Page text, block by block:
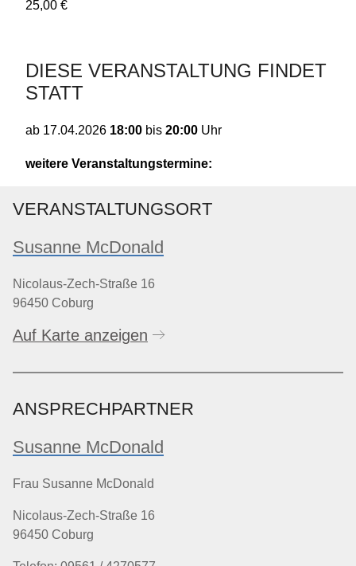
25,00 €
DIESE VERANSTALTUNG FINDET
STATT
ab 17.04.2026 18:00 bis 20:00 Uhr
weitere Veranstaltungstermine:
VERANSTALTUNGSORT
Susanne McDonald
Nicolaus-Zech-Straße 16
96450 Coburg
Auf Karte anzeigen
ANSPRECHPARTNER
Susanne McDonald
Frau Susanne McDonald
Nicolaus-Zech-Straße 16
96450 Coburg